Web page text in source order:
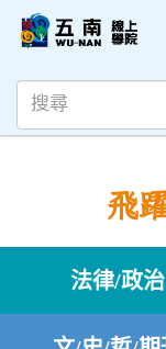
飛
法律/政治